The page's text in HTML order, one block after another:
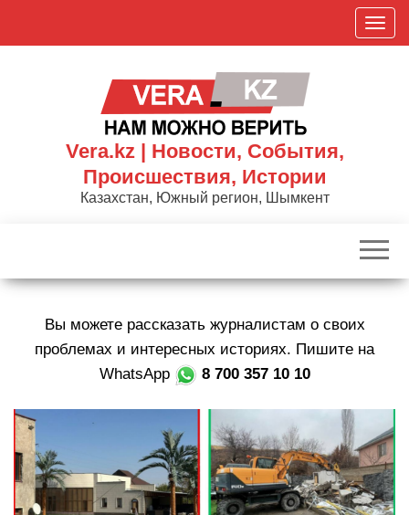
П
о
к
р
и
г
а
ц
Vera.kz | Новости, События,
Происшествия, Истории
Казахстан, Южный регион, Шымкент
Вы можете рассказать журналистам о своих
проблемах и интересных историях. Пишите на
WhatsApp
8 700 357 10 10